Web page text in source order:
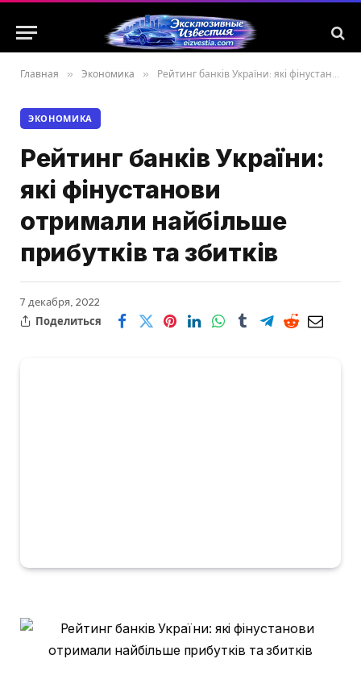
Главная » Экономика » Рейтинг банків України: які фінустанови отримали найбільше прибутків та збитків
ЭКОНОМИКА
Рейтинг банків України:
які фінустанови
отримали найбільше
прибутків та збитків
7 декабря, 2022
Поделиться